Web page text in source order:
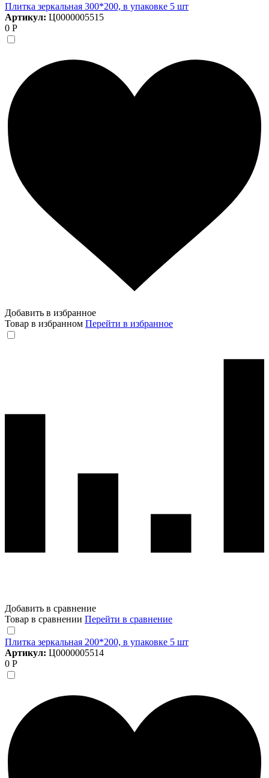
Плитка зеркальная 300*200, в упаковке 5 шт
Артикул: Ц0000005515
0 Р
Добавить в избранное
Товар в избранном Перейти в избранное
Добавить в сравнение
Товар в сравнении Перейти в сравнение
Плитка зеркальная 200*200, в упаковке 5 шт
Артикул: Ц0000005514
0 Р